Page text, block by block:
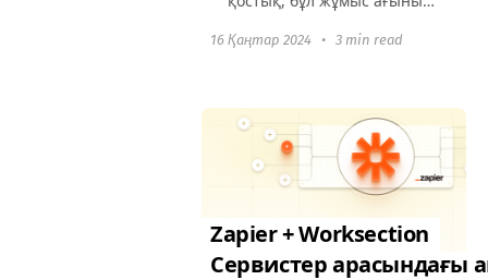
көмектеседі. Шынайы
есептік жазбадағы кез...
16 Қаңтар 2024 • 3 min read
Zapier + Worksection
Сервистер арасындағы